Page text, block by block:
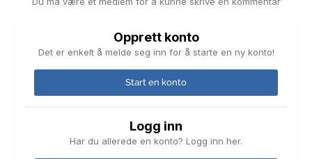
Opprett konto
Det er enkelt å melde seg inn for å starte en ny konto!
Start en konto
Logg inn
Har du allerede en konto? Logg inn her.